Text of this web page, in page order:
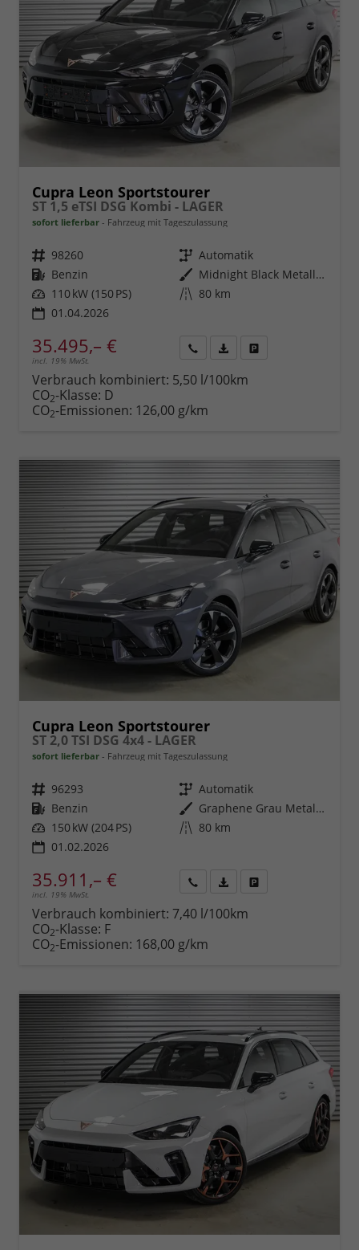
Cupra Leon Sportstourer
ST 1,5 eTSI DSG Kombi - LAGER
sofort lieferbar Fahrzeug mit Tageszulassung
Fahrzeugnr. 98260 Getriebe Automatik
Kraftstoff Benzin Außenfarbe
Midnight Black Metallic (0E)
Leistung 110 kW (150 PS) Kilometerstand 80 km
01.04.2026
35.495,– €
incl. 19% MwSt.
anfordern
Datei,
Verbrauch kombiniert: 5,50 l/100km
CO2-Klasse: D
CO2-Emissionen: 126,00 g/km
Cupra Leon Sportstourer
ST 2,0 TSI DSG 4x4 - LAGER
sofort lieferbar Fahrzeug mit Tageszulassung
Fahrzeugnr. 96293 Getriebe Automatik
Kraftstoff Benzin Außenfarbe
Graphene Grau Metallic (R6)
Leistung 150 kW (204 PS) Kilometerstand 80 km
01.02.2026
35.911,– €
incl. 19% MwSt.
anfordern
Datei,
Verbrauch kombiniert: 7,40 l/100km
CO2-Klasse: F
CO2-Emissionen: 168,00 g/km